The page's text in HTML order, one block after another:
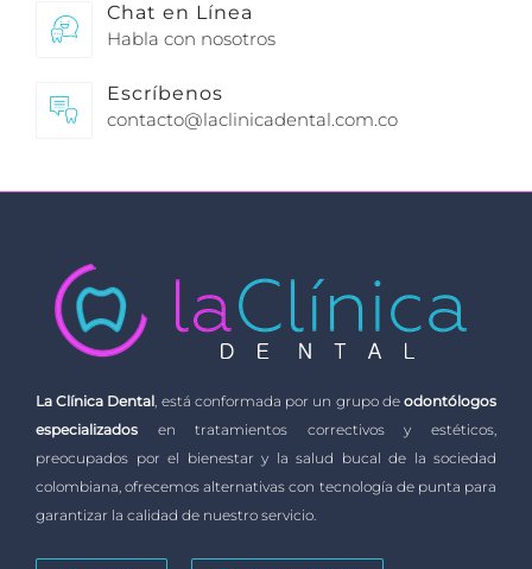
Chat en Línea
Habla con nosotros
Escríbenos
contacto@laclinicadental.com.co
La Clínica Dental, está conformada por un grupo deodontólogos
especializados en tratamientos correctivos y estéticos,
preocupados por el bienestar y la salud bucal de la sociedad
colombiana, ofrecemos alternativas con tecnología de punta para
garantizar la calidad de nuestro servicio.